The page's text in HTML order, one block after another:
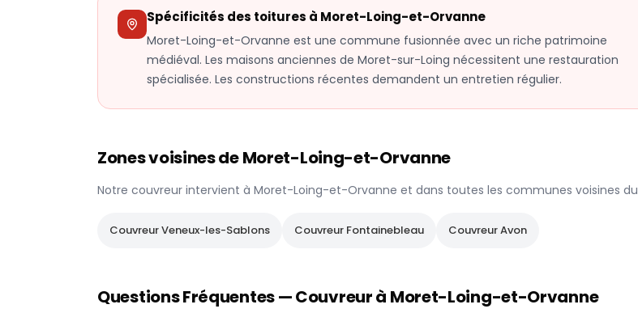
Spécificités des toitures à Moret-Loing-et-Orvanne
Moret-Loing-et-Orvanne est une commune fusionnée avec un riche patrimoine
médiéval. Les maisons anciennes de Moret-sur-Loing nécessitent une restauration
spécialisée. Les constructions récentes demandent un entretien régulier.
Zones voisines deMoret-Loing-et-Orvanne
Notre couvreur intervient à Moret-Loing-et-Orvanne et dans toutes les communes voisines du
CouvreurVeneux-les-Sablons Couvreur Fontainebleau CouvreurAvon
Questions Fréquentes — Couvreur à Moret-Loing-et-Orvanne